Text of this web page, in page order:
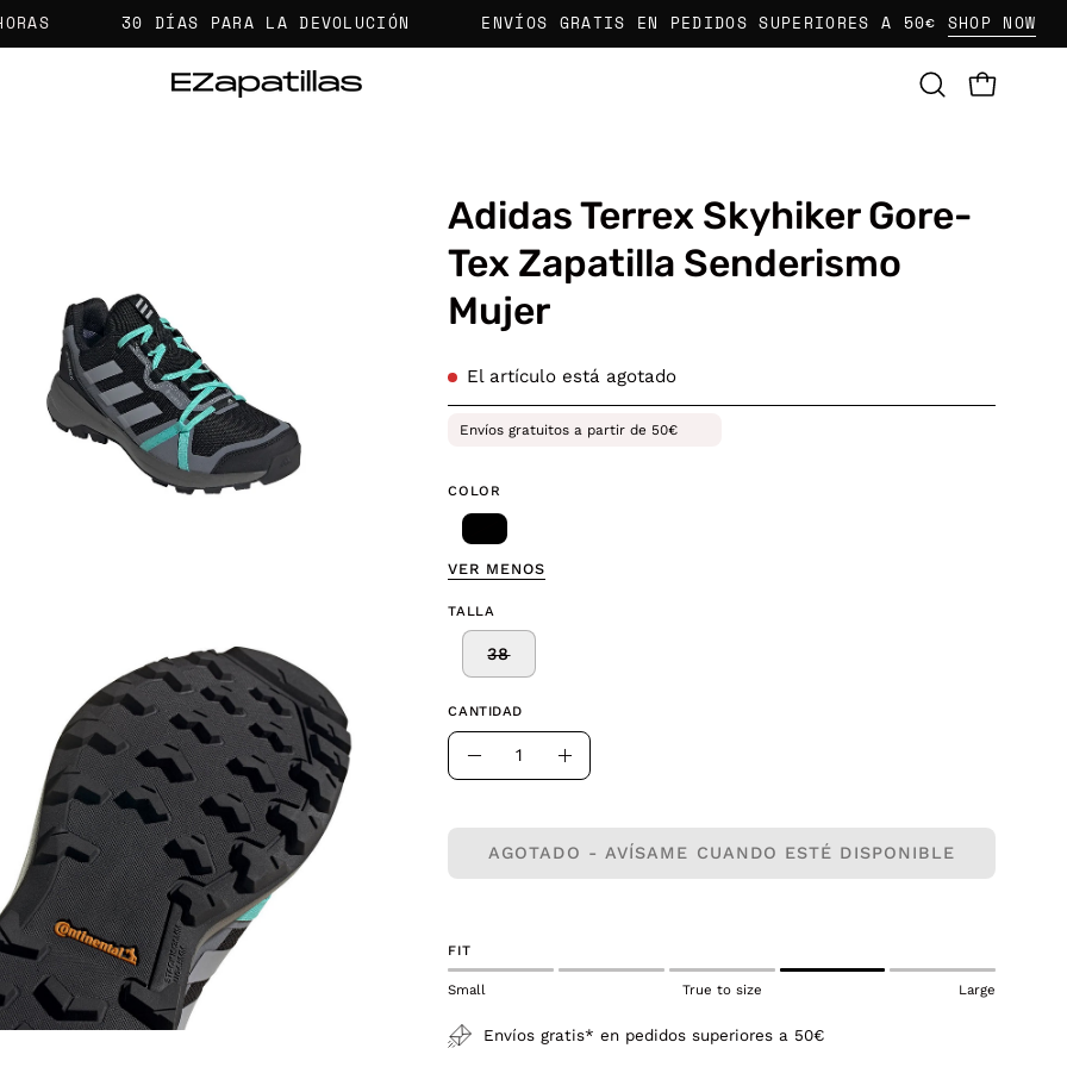
30 DÍAS PARA LA DEVOLUCIÓN ENVÍOS GRATIS EN PEDIDOS SUPERIORES A 50€ SHOP NOW
AbrirCARRO
Adidas Terrex Skyhiker Gore-
Tex Zapatilla Senderismo
Mujer
El artículo está agotado
Envíos gratuitos a partir de 50€
COLOR
VER MENOS
TALLA
38
CANTIDAD
Cantidad
Disminuir
cantidad
Aumentar
cantidad
AGOTADO - AVÍSAME CUANDO ESTÉ DISPONIBLE
FIT
Small True to size Large
Envíos gratis* en pedidos superiores a 50€